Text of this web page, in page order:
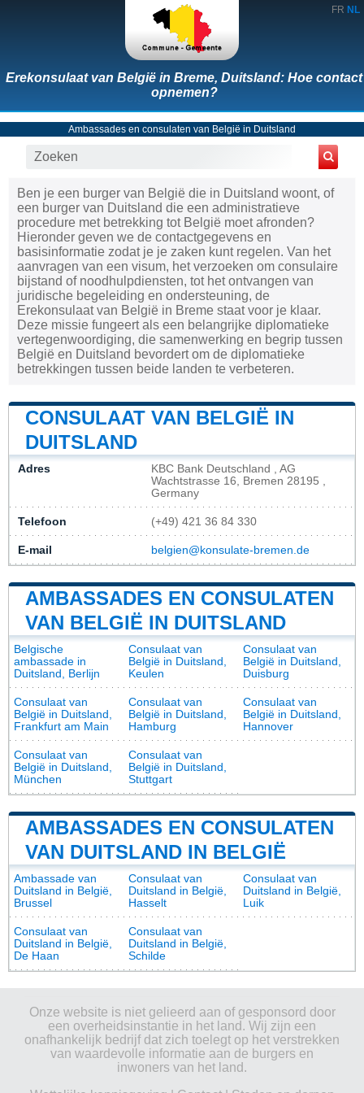
FR NL
Erekonsulaat van België in Breme, Duitsland: Hoe contact
opnemen?
Ambassades en consulaten van België in Duitsland
Ben je een burger van België die in Duitsland woont, of
een burger van Duitsland die een administratieve
procedure met betrekking tot België moet afronden?
Hieronder geven we de contactgegevens en
basisinformatie zodat je je zaken kunt regelen. Van het
aanvragen van een visum, het verzoeken om consulaire
bijstand of noodhulpdiensten, tot het ontvangen van
juridische begeleiding en ondersteuning, de
Erekonsulaat van België in Breme staat voor je klaar.
Deze missie fungeert als een belangrijke diplomatieke
vertegenwoordiging, die samenwerking en begrip tussen
België en Duitsland bevordert om de diplomatieke
betrekkingen tussen beide landen te verbeteren.
CONSULAAT VAN BELGIË IN
DUITSLAND
Adres
KBC Bank Deutschland , AG
Wachtstrasse 16, Bremen 28195 ,
Germany
Telefoon (+49) 421 36 84 330
E-mail belgien@konsulate-bremen.de
AMBASSADES EN CONSULATEN
VAN BELGIË IN DUITSLAND
Belgische
ambassade in
Duitsland, Berlijn
Consulaat van
België in Duitsland,
Keulen
Consulaat van
België in Duitsland,
Duisburg
Consulaat van
België in Duitsland,
Frankfurt am Main
Consulaat van
België in Duitsland,
Hamburg
Consulaat van
België in Duitsland,
Hannover
Consulaat van
België in Duitsland,
München
Consulaat van
België in Duitsland,
Stuttgart
AMBASSADES EN CONSULATEN
VAN DUITSLAND IN BELGIË
Ambassade van
Duitsland in België,
Brussel
Consulaat van
Duitsland in België,
Hasselt
Consulaat van
Duitsland in België,
Luik
Consulaat van
Duitsland in België,
De Haan
Consulaat van
Duitsland in België,
Schilde
Onze website is niet gelieerd aan of gesponsord door
een overheidsinstantie in het land. Wij zijn een
onafhankelijk bedrijf dat zich toelegt op het verstrekken
van waardevolle informatie aan de burgers en
inwoners van het land.